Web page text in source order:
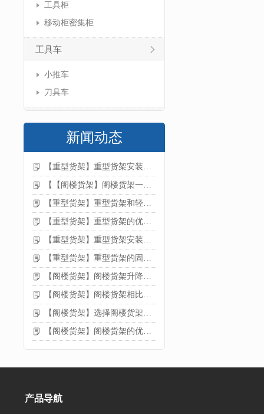
工具柜
移动柜密集柜
工具车
小推车
刀具车
新闻动态
【重型货架】重型货架安装注意事项
【【阁楼货架】阁楼货架一般有哪些用途
【重型货架】重型货架和轻型货架的区别是什么
【重型货架】重型货架的优缺点
【重型货架】重型货架安装需要注意什么？
【重型货架】重型货架的固定方法
【阁楼货架】阁楼货架升降机需要注意哪些
【阁楼货架】阁楼货架相比传统货架的优势是什么
【阁楼货架】选择阁楼货架的好处？
【阁楼货架】阁楼货架的优点是什么
产品导航